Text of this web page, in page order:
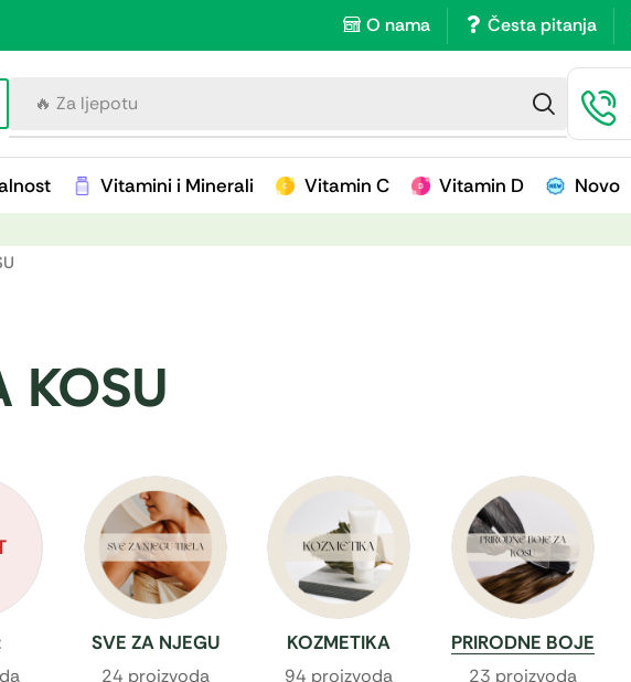
O nama Česta pitanja
🔥 Za imunitet
Vitamini i Minerali Vitamin C Vitamin D Novo
KOSU
SVE ZA NJEGU
TIJELA
24 proizvoda
KOZMETIKA
94 proizvoda
PRIRODNE BOJE
ZA KOSU
23 proizvoda